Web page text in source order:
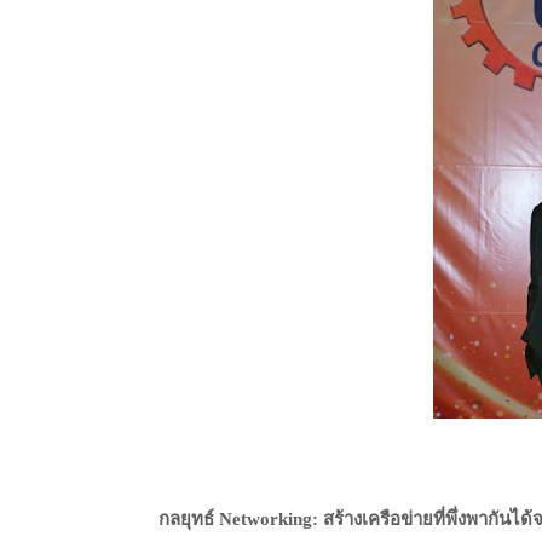
กลยุทธ์Networking: สร้างเครือข่ายที่พึ่งพากันได้